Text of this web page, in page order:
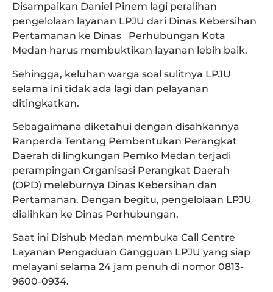
Disampaikan Daniel Pinem lagi peralihan
pengelolaan layanan LPJU dari Dinas Kebersihan
Pertamanan ke Dinas Perhubungan Kota
Medan harus membuktikan layanan lebih baik.
Sehingga, keluhan warga soal sulitnya LPJU
selama ini tidak ada lagi dan pelayanan
ditingkatkan.
Sebagaimana diketahui dengan disahkannya
Ranperda Tentang Pembentukan Perangkat
Daerah di lingkungan Pemko Medan terjadi
perampingan Organisasi Perangkat Daerah
(OPD) meleburnya Dinas Kebersihan dan
Pertamanan. Dengan begitu, pengelolaan LPJU
dialihkan ke Dinas Perhubungan.
Saat ini Dishub Medan membuka Call Centre
Layanan Pengaduan Gangguan LPJU yang siap
melayani selama 24 jam penuh di nomor 0813-
9600-0934.